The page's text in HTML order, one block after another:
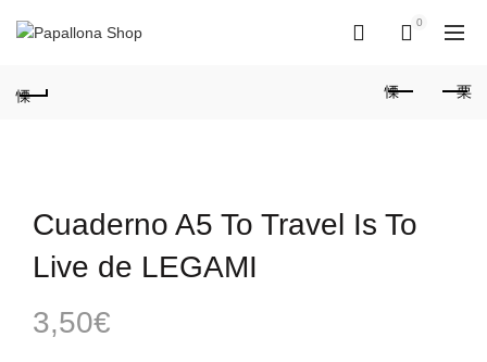
0
Cuaderno A5 To Travel Is To
Live de LEGAMI
3,50€